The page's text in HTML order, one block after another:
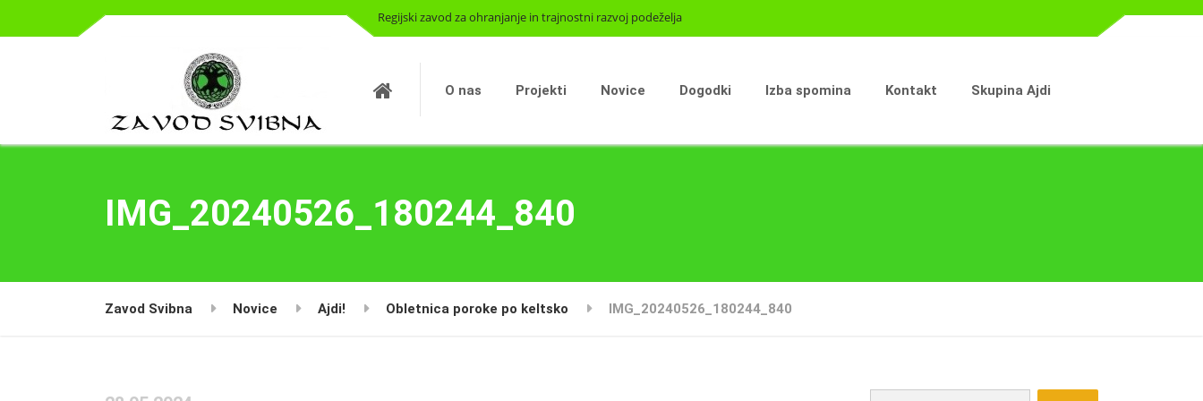
Regijski zavod za ohranjanje in trajnostni razvoj podeželja
O nas Projekti Novice Dogodki Izba spomina Kontakt Skupina Ajdi
IMG_20240526_180244_840
Zavod Svibna Novice Ajdi! Obletnica poroke po keltsko IMG_20240526_180244_840